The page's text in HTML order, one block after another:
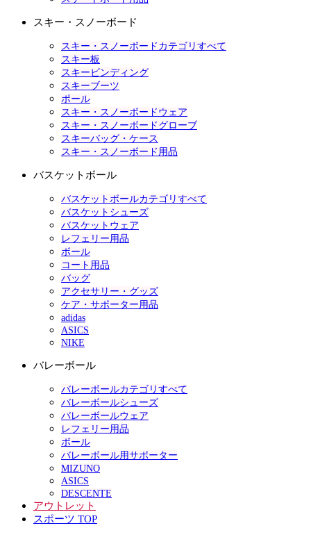
スキー・スノーボード
スキー・スノーボードカテゴリすべて
スキー板
スキービンディング
スキーブーツ
ポール
スキー・スノーボードウェア
スキー・スノーボードグローブ
スキーバッグ・ケース
スキー・スノーボード用品
バスケットボール
バスケットボールカテゴリすべて
バスケットシューズ
バスケットウェア
レフェリー用品
ボール
コート用品
バッグ
アクセサリー・グッズ
ケア・サポーター用品
adidas
ASICS
NIKE
バレーボール
バレーボールカテゴリすべて
バレーボールシューズ
バレーボールウェア
レフェリー用品
ボール
バレーボール用サポーター
MIZUNO
ASICS
DESCENTE
アウトレット
スポーツ TOP